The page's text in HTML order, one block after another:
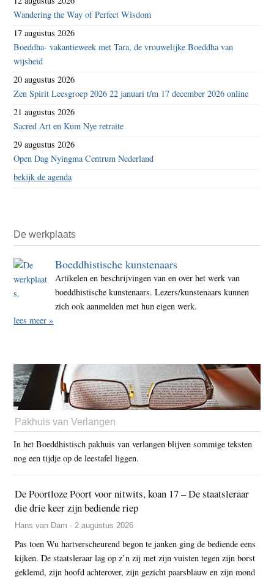
Wandering the Way of Perfect Wisdom
17 augustus 2026
Boeddha- vakantieweek met Tara, de vrouwelijke Boeddha van
wijsheid
20 augustus 2026
Zen Spirit Leesgroep 2026 22 januari t/m 17 december 2026 online
21 augustus 2026
Sacred Art en Kum Nye retraite
29 augustus 2026
Open Dag Nyingma Centrum Nederland
bekijk de agenda
De werkplaats
Boeddhistische kunstenaars
Artikelen en beschrijvingen van en over het werk van
boeddhistische kunstenaars. Lezers/kunstenaars kunnen
zich ook aanmelden met hun eigen werk.
lees meer »
Pakhuis van Verlangen
In het Boeddhistisch pakhuis van verlangen blijven sommige teksten
nog een tijdje op de leestafel liggen.
De Poortloze Poort voor nitwits, koan 17 – De staatsleraar
die drie keer zijn bediende riep
Hans van Dam - 2 augustus 2026
Pas toen Wu hartverscheurend begon te janken ging de bediende eens
kijken. De staatsleraar lag op z’n zij met zijn vuisten tegen zijn borst
geklemd, zijn hoofd achterover, zijn gezicht paarsblauw en zijn mond